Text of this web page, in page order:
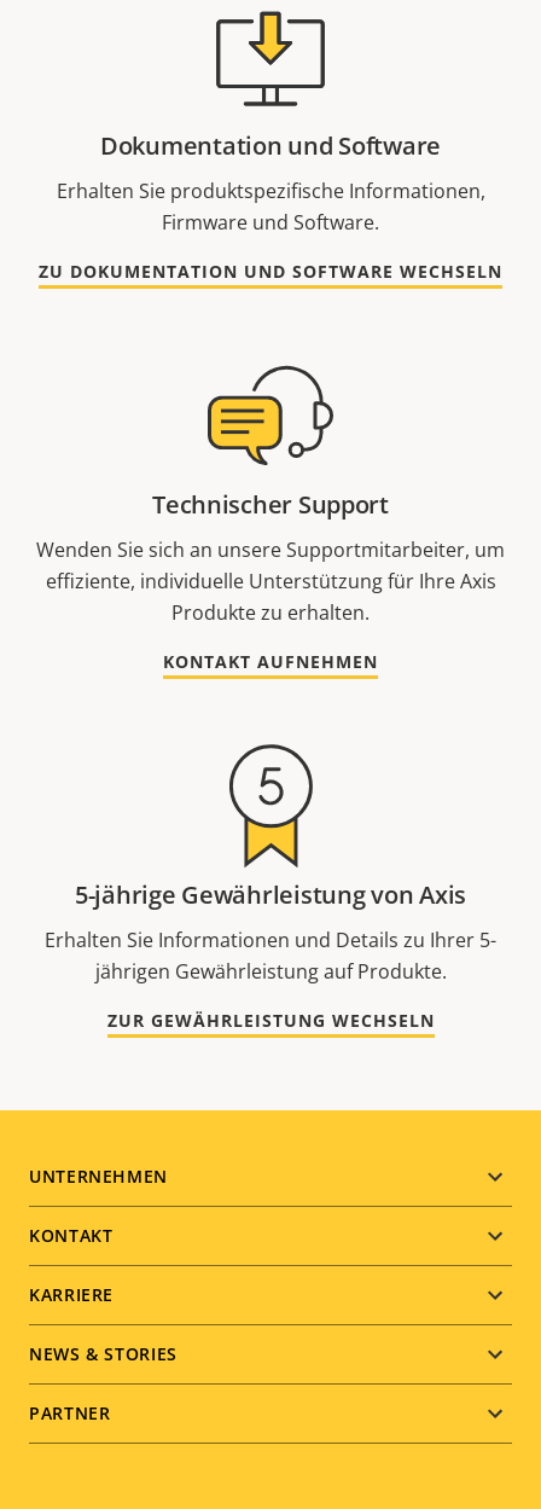
Dokumentation und Software
Erhalten Sie produktspezifische Informationen,
Firmware und Software.
ZU DOKUMENTATION UND SOFTWARE WECHSELN
Technischer Support
Wenden Sie sich an unsere Supportmitarbeiter, um
effiziente, individuelle Unterstützung für Ihre Axis
Produkte zu erhalten.
KONTAKT AUFNEHMEN
5-jährige Gewährleistung von Axis
Erhalten Sie Informationen und Details zu Ihrer 5-
jährigen Gewährleistung auf Produkte.
ZUR GEWÄHRLEISTUNG WECHSELN
Footer
menu
UNTERNEHMEN
KONTAKT
KARRIERE
NEWS & STORIES
PARTNER